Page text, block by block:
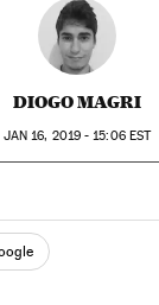
DIOGO MAGRI
JAN 16, 2019 - 15:06EST
Twitter
Redes Sociales